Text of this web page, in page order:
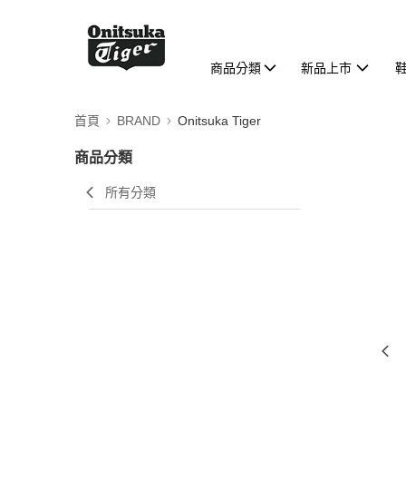
商品分類 新品上市
首頁 BRAND Onitsuka Tiger
商品分類
所有分類